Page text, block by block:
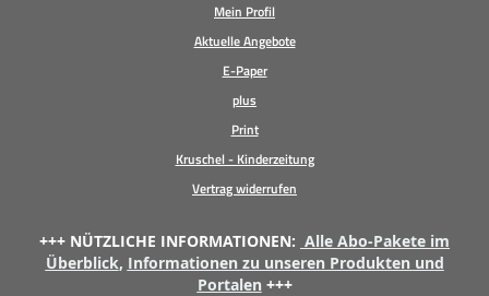
Mein Profil
Aktuelle Angebote
E-Paper
plus
Print
Kruschel - Kinderzeitung
Vertrag widerrufen
+++ NÜTZLICHE INFORMATIONEN: Alle Abo-Pakete im
Überblick, Informationen zu unseren Produkten und
Portalen +++